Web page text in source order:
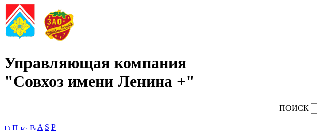
Управляющая компания
"Совхоз имени Ленина +"
ПОИСК
A S P